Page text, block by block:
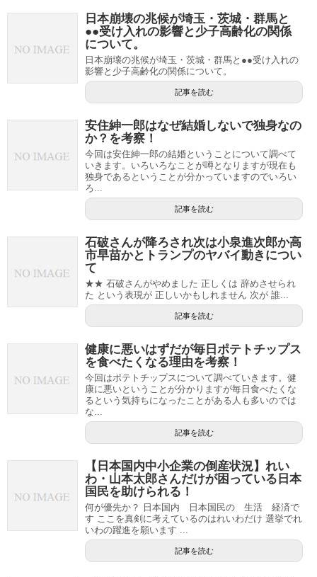
日本崩壊の兆候が埼玉・茨城・群馬と
●●受け入れの影響と少子高齢化の関係
について。
日本崩壊の兆候が埼玉・茨城・群馬と●●受け入れの
影響と少子高齢化の関係について。
記事を読む
安住紳一郎はなぜ結婚しないで独身なの
か？を考察！
今回は安住紳一郎の結婚ということについて調べて
いきます。いろいろなことが噂となりますが現在も
独身であるということが分かっていますのでいろい
ろ...
記事を読む
石破さんが降ろされ次は小泉進次郎か高
市早苗かとトランプのヤバイ動きについ
て
★★ 石破さんがやめました 正しくは 辞めさせられ
た という表現が 正しいかもしれません 次が 誰...
記事を読む
健康に悪いはずだが毎日ポテトチップス
を食べたくなる理由を考察！
今回はポテトチップスについて調べていきます。健
康に悪いということが分かりますが毎日食べたくな
るという気持ちになったことがある人も多いのでは
な...
記事を読む
【日本国内中小企業の倒産状況】れい
わ・山本太郎さんだけが困っている日本
国民を助けられる！
何が優先か？ 日本国内 日本国民の 生活 経済で
す ここを真剣に考えているのはれいわだけ 選挙でれ
いわの躍進を願います ...
記事を読む